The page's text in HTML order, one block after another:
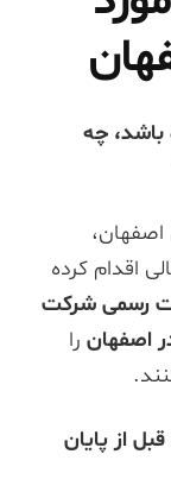
باشد، چه
اقدام کرده
اصفهانرا
از پایان